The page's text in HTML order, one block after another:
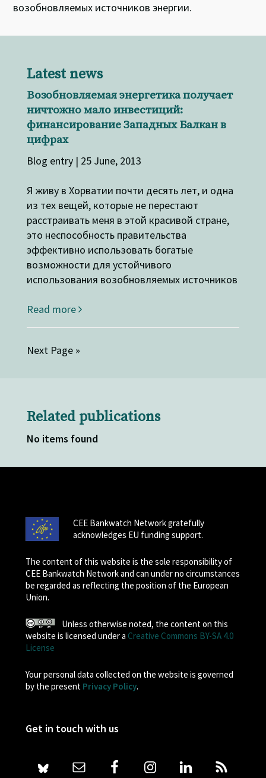
возобновляемых источников энергии.
Latest news
Возобновляемая энергетика получает
ничтожно мало инвестиций:
финансирование Западных Балкан в
цифрах
Blog entry | 25 June, 2013
Я живу в Хорватии почти десять лет, и одна
из тех вещей, которые не перестают
расстраивать меня в этой красивой стране,
это неспособность правительства
эффективно использовать богатые
возможности для устойчивого
использования возобновляемых источников
Read more
Next Page »
Related publications
No items found
CEE Bankwatch Network gratefully
acknowledges EU funding support.
The content of this website is the sole responsibility of
CEE Bankwatch Network and can under no circumstances
be regarded as reflecting the position of the European
Union.
Unless otherwise noted, the content on this
website is licensed under a Creative Commons BY-SA 4.0
License
Your personal data collected on the website is governed
by the present Privacy Policy.
Get in touch with us